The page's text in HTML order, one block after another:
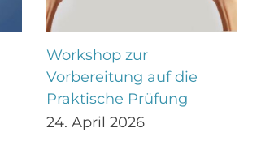
Workshop zur
Vorbereitung auf die
Praktische Prüfung
24. April 2026